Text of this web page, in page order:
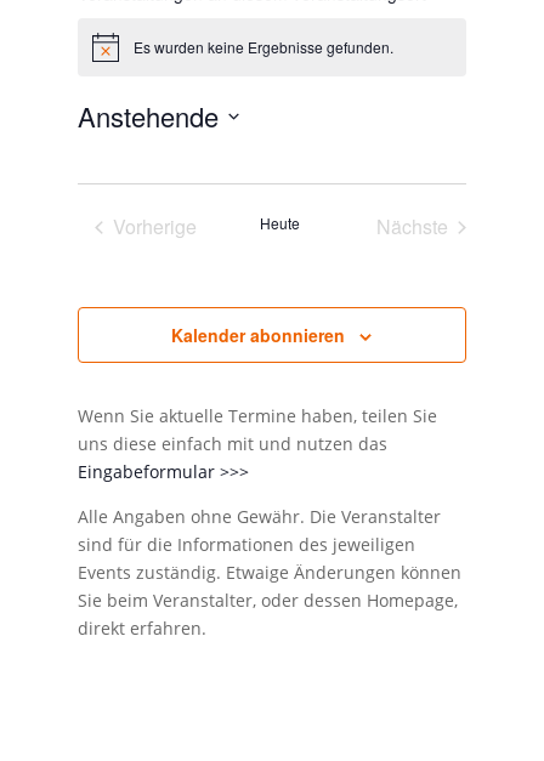
HinweisEs wurden keine Ergebnisse gefunden.
Anstehende
Vorherige
Heute
Nächste
Kalender abonnieren
Wenn Sie aktuelle Termine haben, teilen Sie
uns diese einfach mit und nutzen das
Eingabeformular >>>
Alle Angaben ohne Gewähr. Die Veranstalter
sind für die Informationen des jeweiligen
Events zuständig. Etwaige Änderungen können
Sie beim Veranstalter, oder dessen Homepage,
direkt erfahren.